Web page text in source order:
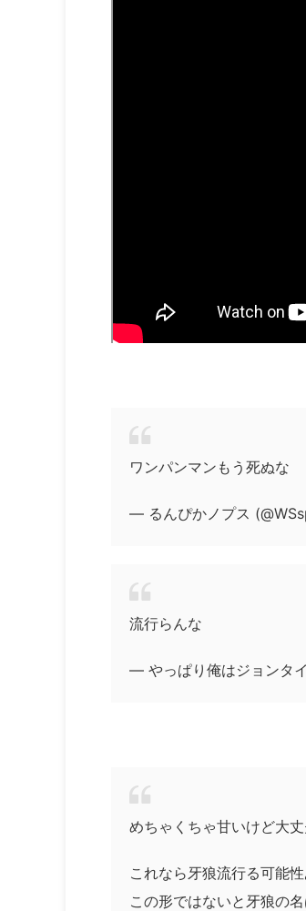
ワンパンマンもう死ぬな
— るんぴかノプス
流行らんな
— やっぱり俺はジョンタ
めちゃくちゃ甘いけど大丈
これなら牙狼流行る可能
この形ではないと牙狼の